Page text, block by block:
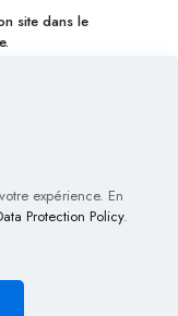
site dans le
contacter
expérience. En
Protection Policy.